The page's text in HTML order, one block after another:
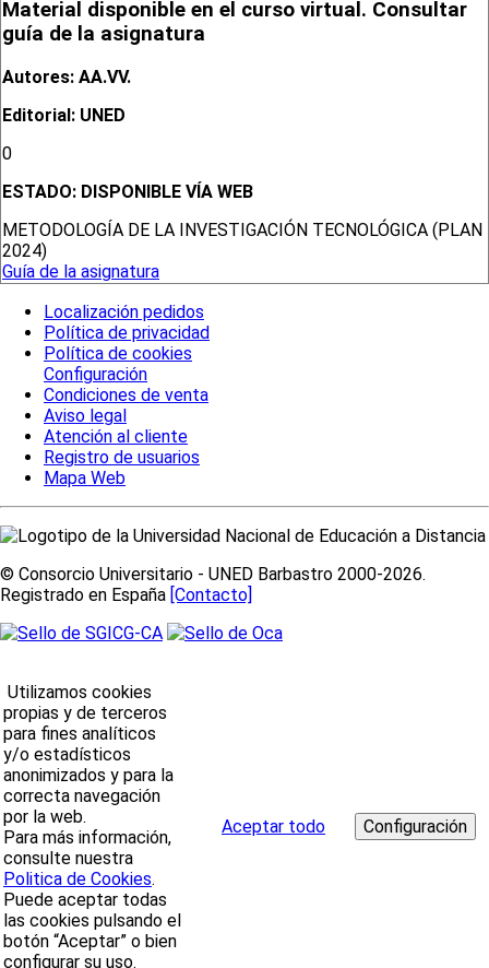
Material disponible en el curso virtual. Consultar
guía de la asignatura
Autores: AA.VV.
Editorial: UNED
0
ESTADO: DISPONIBLE VÍA WEB
METODOLOGÍA DE LA INVESTIGACIÓN TECNOLÓGICA (PLAN
2024)
Guía de la asignatura
Localización pedidos
Política de privacidad
Política de cookies
Configuración
Condiciones de venta
Aviso legal
Atención al cliente
Registro de usuarios
Mapa Web
© Consorcio Universitario - UNED Barbastro 2000-2026.
Registrado en España [Contacto]
Utilizamos cookies
propias y de terceros
para fines analíticos
y/o estadísticos
anonimizados y para la
correcta navegación
por la web.
Para más información,
consulte nuestra
Politica de Cookies.
Puede aceptar todas
las cookies pulsando el
botón “Aceptar” o bien
configurar su uso.
Aceptar todo